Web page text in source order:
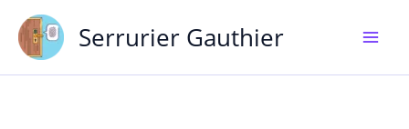
contenu
Serrurier Gauthier